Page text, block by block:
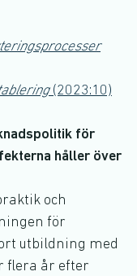
(2023:10)
för
håller över
och
för
utbildning med
flera år efter